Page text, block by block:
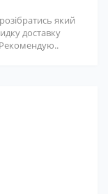
який
доставку